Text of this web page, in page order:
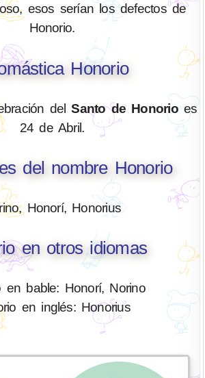
esos serían los defectos de
Honorio.
Honorio
delSanto de Honorioes
24 de Abril.
del nombre Honorio
Honorí, Honorius
en otros idiomas
en bable: Honorí, Norino
en inglés: Honorius